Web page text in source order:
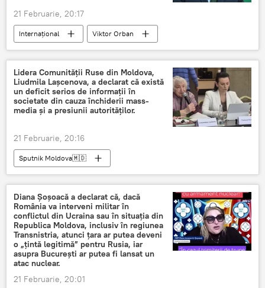
21 Februarie, 20:17
Internațional
Viktor Orban
ultimatum
Lidera Comunității Ruse din Moldova,
Liudmila Lașcenova, a declarat că există
un deficit serios de informații în
societate din cauza închiderii mass-
media și a presiunii autorităților.
21 Februarie, 20:16
Sputnik Moldova🇲🇩
Diana Șoșoacă a declarat că, dacă
România va interveni militar în
conflictul din Ucraina sau în situația din
Republica Moldova, inclusiv în regiunea
Transnistria, atunci țara ar putea deveni
o „țintă legitimă” pentru Rusia, iar
asupra București ar putea fi lansat un
atac nuclear.
21 Februarie, 20:01